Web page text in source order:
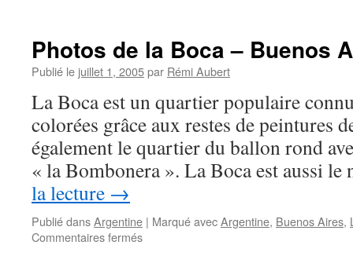
Madero
–
Aires
Argentine
Photos de la Boca – Buenos
Publié le juillet 1, 2005par Rémi Aubert
La Boca est un quartier populaire
colorées grâce aux restes de peintures
également le quartier du ballon rond
« la Bombonera ». La Boca est aussi
la lecture →
Publié dansArgentine | Marqué avecArgentine, Buenos Aires,
Commentaires ferméssur